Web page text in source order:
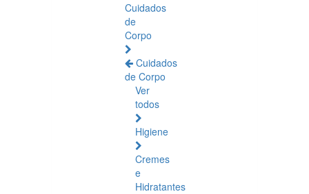
Cuidados
de
Corpo
Cuidados
de Corpo
Ver
todos
Higiene
Cremes
e
Hidratantes